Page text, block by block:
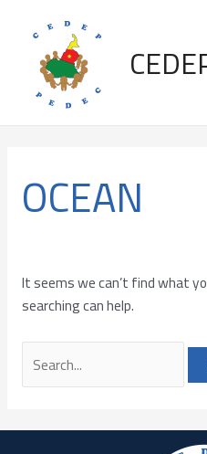
content
OCEAN
It seems we can’t find what
searching can help.
for: